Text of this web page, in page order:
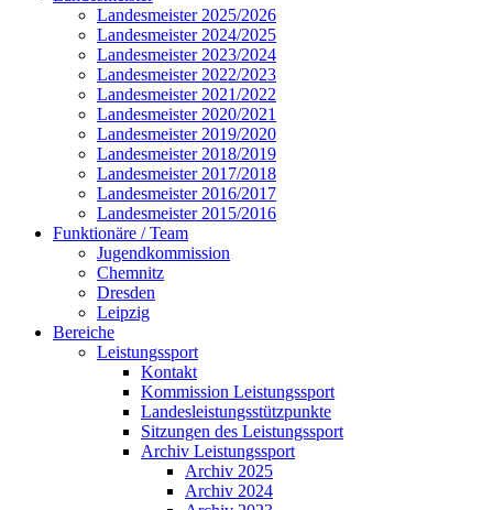
Landesmeister 2025/2026
Landesmeister 2024/2025
Landesmeister 2023/2024
Landesmeister 2022/2023
Landesmeister 2021/2022
Landesmeister 2020/2021
Landesmeister 2019/2020
Landesmeister 2018/2019
Landesmeister 2017/2018
Landesmeister 2016/2017
Landesmeister 2015/2016
Funktionäre / Team
Jugendkommission
Chemnitz
Dresden
Leipzig
Bereiche
Leistungssport
Kontakt
Kommission Leistungssport
Landesleistungsstützpunkte
Sitzungen des Leistungssport
Archiv Leistungssport
Archiv 2025
Archiv 2024